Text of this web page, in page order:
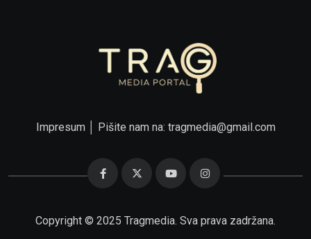
Impresum│ Pišite nam na: tragmedia@gmail.com
Copyright © 2025 Tragmedia. Sva prava zadržana.